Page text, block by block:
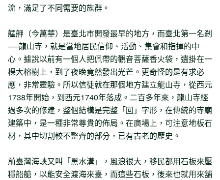
流，滿足了不同需要的族群。
艋舺（今萬華）是臺北市開發最早的地方，而臺北第一名剎
──龍山寺，就是當地居民信仰、活動、集會和指揮的中
心。據說以前有一個人把佩帶的觀音菩薩香火袋，遺掛在一
棵大榕樹上，到了夜晚竟然發出光芒。更奇怪的是有求必
應，非常靈驗。所以信徒就在那個地方建立龍山寺，從西元
1738年開始，到西元1740年落成。二百多年來，龍山寺經
過多次的修建，整個結構是完整「回」字形，在傳統的寺廟
建築中，是一種非常尊貴的佈局。在廣場上，可注意地板石
材，其中切割較不整齊的部分，已有古老的歷史。
前臺灣海峽又叫「黑水溝」，風浪很大，移民都用石板來壓
穩船艙，以能安全渡海來臺，而這些石板，後來也就用來舖